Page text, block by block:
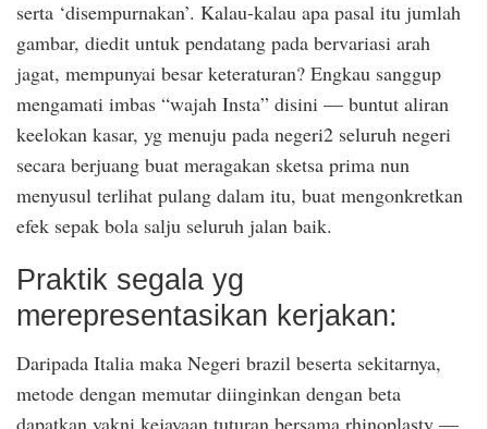
serta ‘disempurnakan’. Kalau-kalau apa pasal itu jumlah
gambar, diedit untuk pendatang pada bervariasi arah
jagat, mempunyai besar keteraturan? Engkau sanggup
mengamati imbas “wajah Insta” disini — buntut aliran
keelokan kasar, yg menuju pada negeri2 seluruh negeri
secara berjuang buat meragakan sketsa prima nun
menyusul terlihat pulang dalam itu, buat mengonkretkan
efek sepak bola salju seluruh jalan baik.
Praktik segala yg
merepresentasikan kerjakan:
Daripada Italia maka Negeri brazil beserta sekitarnya,
metode dengan memutar diinginkan dengan beta
dapatkan yakni kejayaan tuturan bersama rhinoplasty —